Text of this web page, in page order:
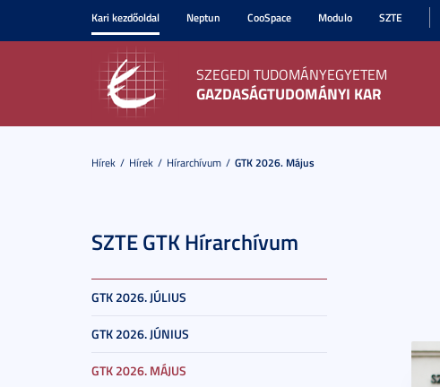
Kari kezdőoldal Neptun CooSpace Modulo SZTE
SZEGEDI TUDOMÁNYEGYETEM
GAZDASÁGTUDOMÁNYI KAR
Hírek Hírek Hírarchívum GTK 2026. Május
SZTE GTK Hírarchívum
GTK 2026. JÚLIUS
GTK 2026. JÚNIUS
GTK 2026. MÁJUS